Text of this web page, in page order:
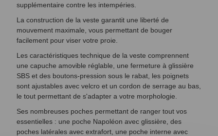
supplémentaire contre les intempéries.
La construction de la veste garantit une liberté de
mouvement maximale, vous permettant de bouger
facilement pour viser votre proie.
Les caractéristiques technique de la veste comprennent
une capuche amovible réglable, une fermeture à glissière
SBS et des boutons-pression sous le rabat, les poignets
sont ajustables avec velcro et un cordon de serrage au bas,
le tout permettant de s'adapter a votre morphologie.
Ses nombreuses poches permettant de ranger tout vos
essentielles : une poche Napoléon avec glissière, des
poches latérales avec extrafort, une poche interne avec